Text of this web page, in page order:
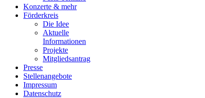
Konzerte & mehr
Förderkreis
Die Idee
Aktuelle
Informationen
Projekte
Mitgliedsantrag
Presse
Stellenangebote
Impressum
Datenschutz